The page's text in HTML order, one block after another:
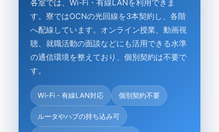
各室では、Wi-Fi・有線LANを利用できま
す。寮ではOCNの光回線を3本契約し、各階
へ配線しています。オンライン授業、動画視
聴、就職活動の面談などにも活用できる水準
の通信環境を整えており、個別契約は不要で
す。
Wi-Fi・有線LAN対応 個別契約不要
ルータやハブの持ち込み可